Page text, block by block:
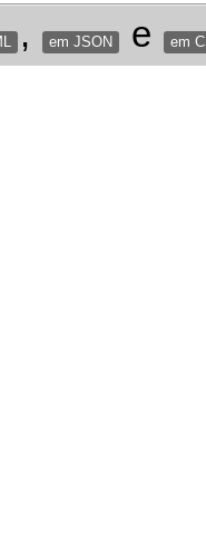
, em JSON e em